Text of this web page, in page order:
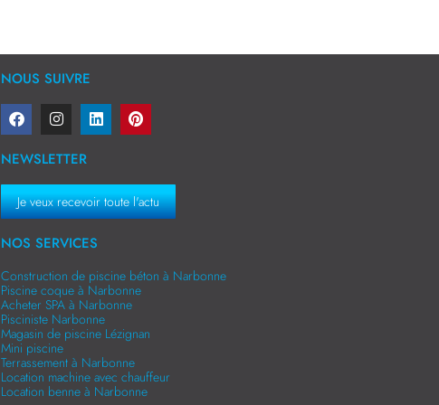
NOUS SUIVRE
NEWSLETTER
Je veux recevoir toute l'actu
NOS SERVICES
Construction de piscine béton à Narbonne
Piscine coque à Narbonne
Acheter SPA à Narbonne
Pisciniste Narbonne
Magasin de piscine Lézignan
Mini piscine
Terrassement à Narbonne
Location machine avec chauffeur
Location benne à Narbonne